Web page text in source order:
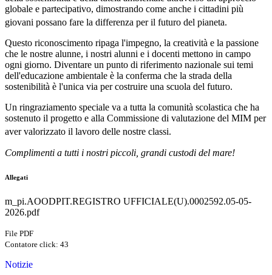
globale e partecipativo, dimostrando come anche i cittadini più
giovani possano fare la differenza per il futuro del pianeta.
Questo riconoscimento ripaga l'impegno, la creatività e la passione
che le nostre alunne, i nostri alunni e i docenti mettono in campo
ogni giorno. Diventare un punto di riferimento nazionale sui temi
dell'educazione ambientale è la conferma che la strada della
sostenibilità è l'unica via per costruire una scuola del futuro.
Un ringraziamento speciale va a tutta la comunità scolastica che ha
sostenuto il progetto e alla Commissione di valutazione del MIM per
aver valorizzato il lavoro delle nostre classi.
Complimenti a tutti i nostri piccoli, grandi custodi del mare!
Allegati
m_pi.AOODPIT.REGISTRO UFFICIALE(U).0002592.05-05-
2026.pdf
File PDF
Contatore click: 43
Notizie